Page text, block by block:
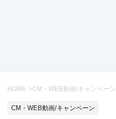
HOME >CM・WEB動画/キャンペーン
CM・WEB動画/キャンペーン